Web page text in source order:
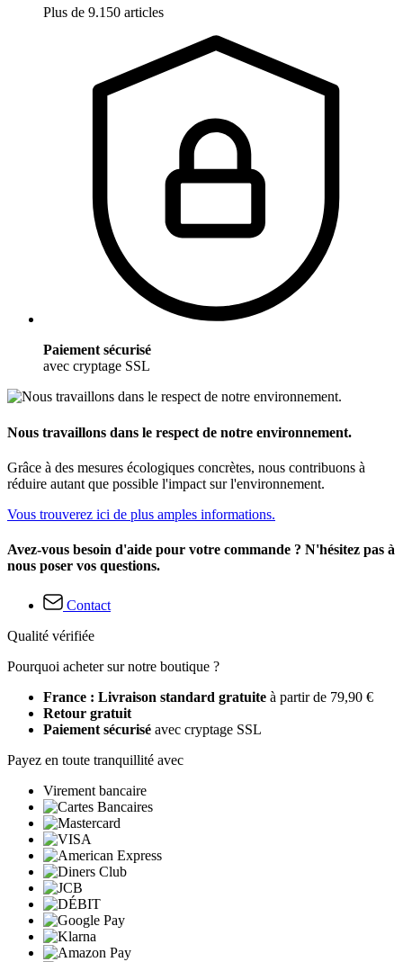
Plus de 9.150 articles
Paiement sécurisé
avec cryptage SSL
Nous travaillons dans le respect de notre environnement.
Grâce à des mesures écologiques concrètes, nous contribuons à
réduire autant que possible l'impact sur l'environnement.
Vous trouverez ici de plus amples informations.
Avez-vous besoin d'aide pour votre commande ? N'hésitez pas à
nous poser vos questions.
Contact
Qualité vérifiée
Pourquoi acheter sur notre boutique ?
France : Livraison standard gratuite à partir de 79,90 €
Retour gratuit
Paiement sécurisé avec cryptage SSL
Payez en toute tranquillité avec
Virement bancaire